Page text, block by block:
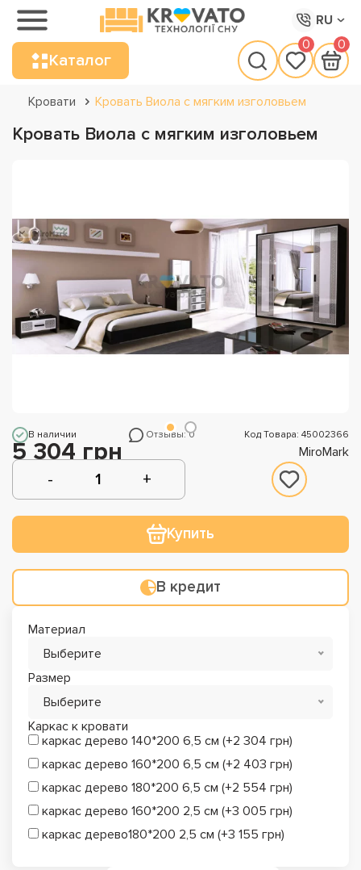
RU
Каталог
0 0
Кровати Кровать Виола с мягким изголовьем
Кровать Виола с мягким изголовьем
В наличии Отзывы: 0 Код Товара: 45002366
5 304 грн MiroMark
Купить
В кредит
Материал
Выберите
Размер
Выберите
Каркас к кровати
каркас дерево 140*200 6,5 см (+2 304 грн)
каркас дерево 160*200 6,5 см (+2 403 грн)
каркас дерево 180*200 6,5 см (+2 554 грн)
каркас дерево 160*200 2,5 см (+3 005 грн)
каркас дерево180*200 2,5 см (+3 155 грн)